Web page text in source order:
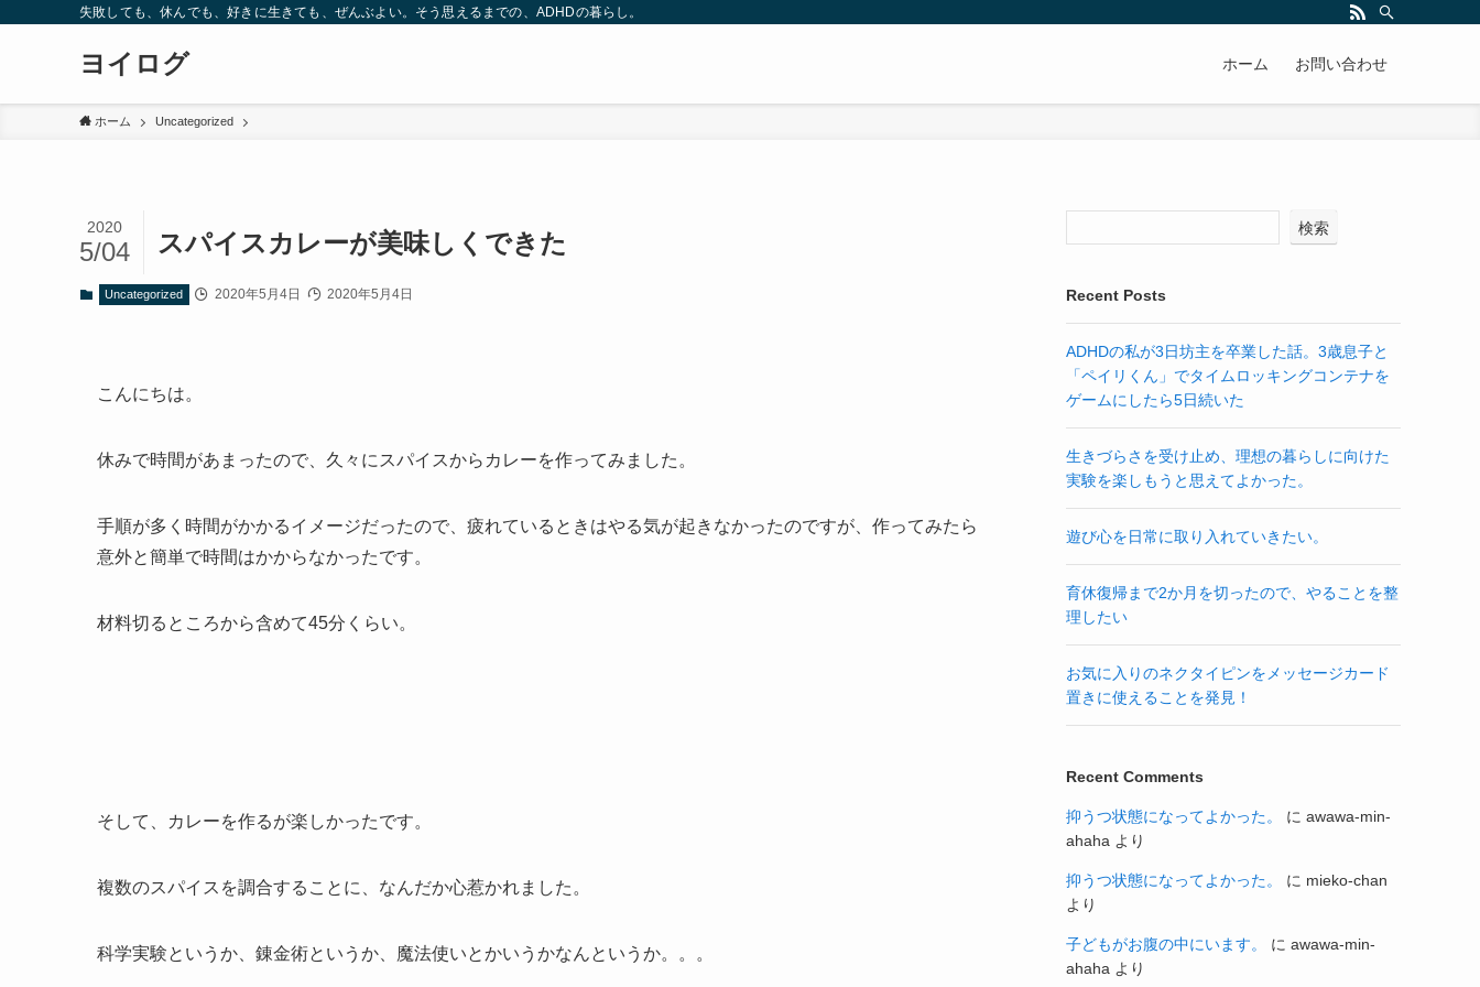
失敗しても、休んでも、好きに生きても、ぜんぶよい。そう思えるまでの、ADHDの暮らし。
ヨイログ ホーム お問い合わせ
ホーム Uncategorized
スパイスカレーが美味しくできた
2020
5/04
Uncategorized 2020年5月4日 2020年5月4日
こんにちは。
休みで時間があまったので、久々にスパイスからカレーを作ってみました。
手順が多く時間がかかるイメージだったので、疲れているときはやる気が起きなかったのですが、作ってみたら
意外と簡単で時間はかからなかったです。
材料切るところから含めて45分くらい。
そして、カレーを作るが楽しかったです。
複数のスパイスを調合することに、なんだか心惹かれました。
科学実験というか、錬金術というか、魔法使いとかいうかなんというか。。。
検索
Recent Posts
ADHDの私が3日坊主を卒業した話。3歳息子と
「ペイリくん」でタイムロッキングコンテナを
ゲームにしたら5日続いた
生きづらさを受け止め、理想の暮らしに向けた
実験を楽しもうと思えてよかった。
遊び心を日常に取り入れていきたい。
育休復帰まで2か月を切ったので、やることを整
理したい
お気に入りのネクタイピンをメッセージカード
置きに使えることを発見！
Recent Comments
抑うつ状態になってよかった。 に awawa-min-
ahaha より
抑うつ状態になってよかった。 に mieko-chan
より
子どもがお腹の中にいます。 に awawa-min-
ahaha より